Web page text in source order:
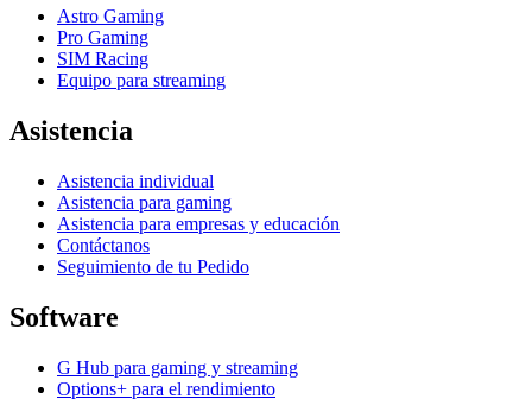
Astro Gaming
Pro Gaming
SIM Racing
Equipo para streaming
Asistencia
Asistencia individual
Asistencia para gaming
Asistencia para empresas y educación
Contáctanos
Seguimiento de tu Pedido
Software
G Hub para gaming y streaming
Options+ para el rendimiento